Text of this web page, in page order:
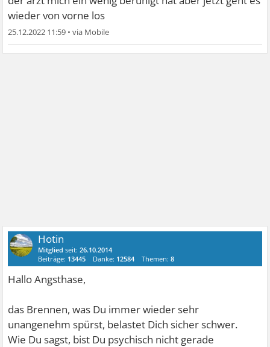
wieder von vorne los
25.12.2022 11:59 •
Hotin
Mitglied seit:26.10.2014
Beiträge: 13445 Danke: 12584 Themen:8
Hallo Angsthase,
das Brennen, was Du immer wieder sehr
unangenehm spürst, belastet Dich sicher schwer.
Wie Du sagst, bist Du psychisch nicht gerade